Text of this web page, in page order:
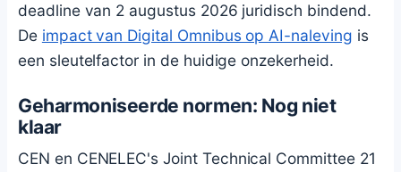
deadline van 2 augustus 2026 juridisch bindend.
De impact van Digital Omnibus op AI-naleving is
een sleutelfactor in de huidige onzekerheid.
Geharmoniseerde normen: Nog niet
klaar
CEN en CENELEC's Joint Technical Committee 21